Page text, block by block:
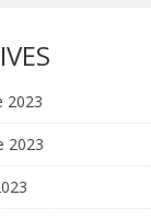
2023
2023